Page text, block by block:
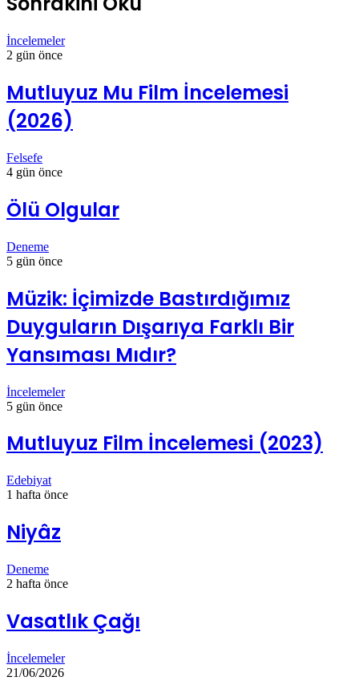
İncelemeler
2 gün önce
Mutluyuz Mu Film İncelemesi
(2026)
Felsefe
4 gün önce
Ölü Olgular
Deneme
5 gün önce
Müzik: İçimizde Bastırdığımız
Duyguların Dışarıya Farklı Bir
Yansıması Mıdır?
İncelemeler
5 gün önce
Mutluyuz Film İncelemesi (2023)
Edebiyat
1 hafta önce
Niyâz
Deneme
2 hafta önce
Vasatlık Çağı
İncelemeler
21/06/2026